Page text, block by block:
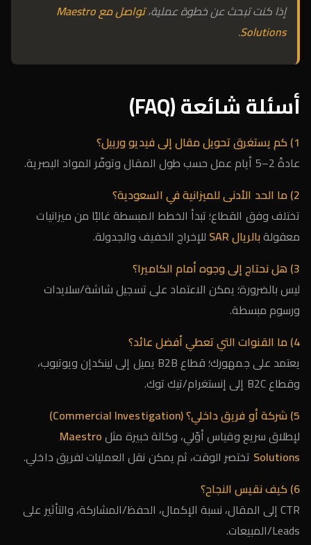
إذا كنت تبحث عن خطوة عملية،
تواصل مع Maestro
Solutions
.
أسئلة شائعة (FAQ)
1) كم يستغرق تحويل مقال إلى فيديو ورييل؟
عادةً 2–5 أيام عمل حسب طول المقال وتوفّر المواد البصرية.
2) ما الحد الأدنى للميزانية في السعودية؟
تختلف وفق القطاع؛ تبدأ الخطط المبسطة غالبًا من ميزانيات
معقولةبالريال SAR
للإخراج الخفيف والجدولة.
3) هل نحتاج إلى وجوه أمام الكاميرا؟
ليس بالضرورة؛ يمكن الاعتماد على تسجيل شاشة/سلايدات
ورسوم مبسطة.
4) ما القنوات التي تعطي أفضل عائد؟
يعتمد على جمهورك؛ قطاع B2B يميل إلى لينكدإن ويوتيوب،
وقطاع B2C إلى إنستغرام/تيك توك.
5) شركة أو فريق داخلي؟ (Commercial Investigation)
لإطلاق سريع وقياس أوّلي، وكالة خبيرة مثلMaestro
Solutions تختصر الوقت، ثم يمكن نقل العمليات لفريق داخلي.
6) كيف نقيس النجاح؟
CTR إلى المقال، نسبة الإكمال، الحفظ/المشاركة، والتأثير على
Leads/المبيعات.